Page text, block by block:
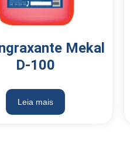
Mekal
D-100
Leia mais